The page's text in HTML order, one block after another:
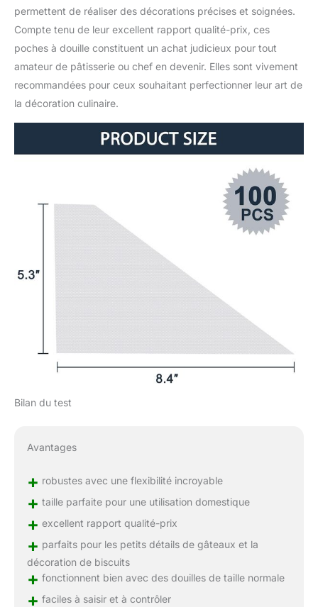
permettent de réaliser des décorations précises et soignées.
Compte tenu de leur excellent rapport qualité-prix, ces
poches à douille constituent un achat judicieux pour tout
amateur de pâtisserie ou chef en devenir. Elles sont vivement
recommandées pour ceux souhaitant perfectionner leur art de
la décoration culinaire.
Bilan du test
Avantages
+ robustes avec une flexibilité incroyable
+ taille parfaite pour une utilisation domestique
+ excellent rapport qualité-prix
+ parfaits pour les petits détails de gâteaux et la
décoration de biscuits
+ fonctionnent bien avec des douilles de taille normale
+ faciles à saisir et à contrôler